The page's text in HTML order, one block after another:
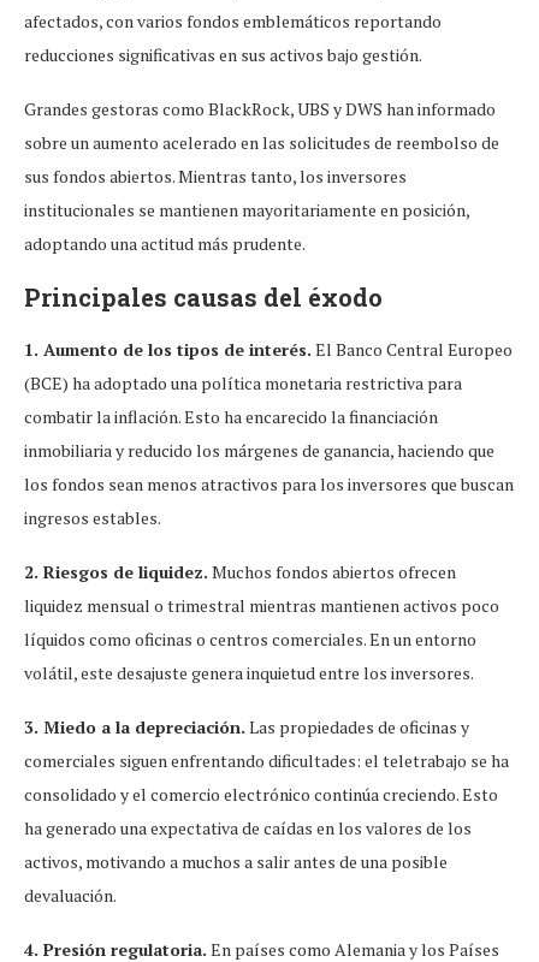
afectados, con varios fondos emblemáticos reportando
reducciones significativas en sus activos bajo gestión.
Grandes gestoras como BlackRock, UBS y DWS han informado
sobre un aumento acelerado en las solicitudes de reembolso de
sus fondos abiertos. Mientras tanto, los inversores
institucionales se mantienen mayoritariamente en posición,
adoptando una actitud más prudente.
Principales causas del éxodo
1. Aumento de los tipos de interés. El Banco Central Europeo
(BCE) ha adoptado una política monetaria restrictiva para
combatir la inflación. Esto ha encarecido la financiación
inmobiliaria y reducido los márgenes de ganancia, haciendo que
los fondos sean menos atractivos para los inversores que buscan
ingresos estables.
2. Riesgos de liquidez. Muchos fondos abiertos ofrecen
liquidez mensual o trimestral mientras mantienen activos poco
líquidos como oficinas o centros comerciales. En un entorno
volátil, este desajuste genera inquietud entre los inversores.
3. Miedo a la depreciación. Las propiedades de oficinas y
comerciales siguen enfrentando dificultades: el teletrabajo se ha
consolidado y el comercio electrónico continúa creciendo. Esto
ha generado una expectativa de caídas en los valores de los
activos, motivando a muchos a salir antes de una posible
devaluación.
4. Presión regulatoria. En países como Alemania y los Países